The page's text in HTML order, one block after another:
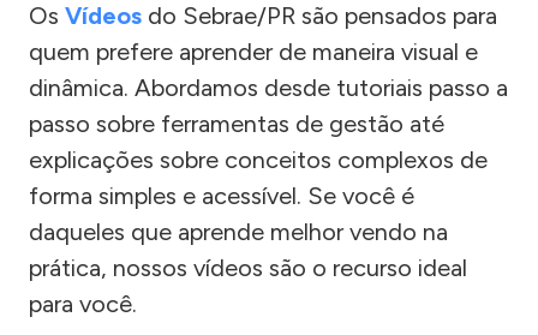
Os Vídeos do Sebrae/PR são pensados para
quem prefere aprender de maneira visual e
dinâmica. Abordamos desde tutoriais passo a
passo sobre ferramentas de gestão até
explicações sobre conceitos complexos de
forma simples e acessível. Se você é
daqueles que aprende melhor vendo na
prática, nossos vídeos são o recurso ideal
para você.